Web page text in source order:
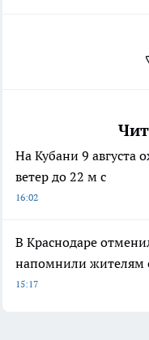
На Кубани 9 августа
ветер до 22 м с
16:02
В Краснодаре
напомнили жителям
15:17